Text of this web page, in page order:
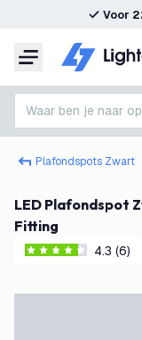
Voor
Menu
Waar ben je naar
Plafondspots Zwart
LED Plafondspot Zwart Duo - Kantelbaar - GU10
Fitting
4.3 score sterren
4.3 (6)